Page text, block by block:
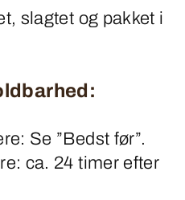
slagtet og pakket i
Se ”Bedst før”.
ca. 24 timer efter